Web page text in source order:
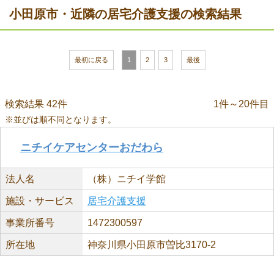
小田原市・近隣の居宅介護支援の検索結果
最初に戻る 1 2 3 最後
検索結果 42件 1件～20件目
※並びは順不同となります。
ニチイケアセンターおだわら
法人名 （株）ニチイ学館
施設・サービス 居宅介護支援
事業所番号 1472300597
所在地 神奈川県小田原市曽比3170-2